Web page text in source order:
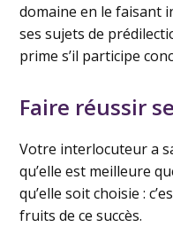
domaine en le faisant
ses sujets de
prime s’il participe
Faire réussir
Votre interlocuteur a
qu’elle est meilleure
qu’elle soit choisie :
fruits de ce succès.